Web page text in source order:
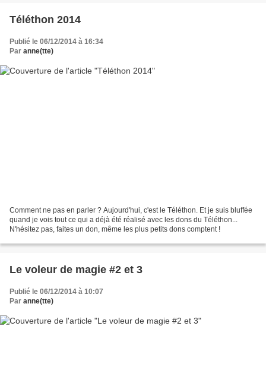
Téléthon 2014
Publié le 06/12/2014 à 16:34
Par anne(tte)
Comment ne pas en parler ? Aujourd'hui, c'est le Téléthon. Et je suis bluffée
quand je vois tout ce qui a déjà été réalisé avec les dons du Téléthon...
N'hésitez pas, faites un don, même les plus petits dons comptent !
Le voleur de magie #2 et 3
Publié le 06/12/2014 à 10:07
Par anne(tte)